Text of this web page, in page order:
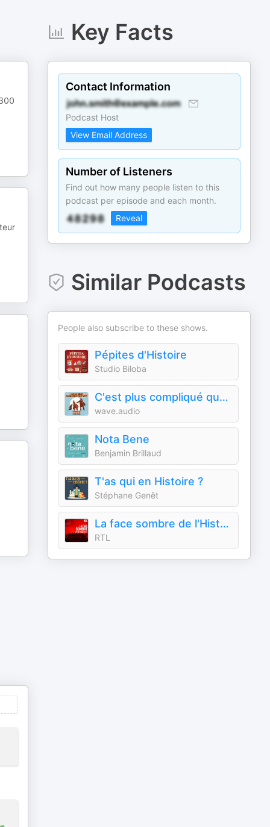
Key Facts
Contact Information
Podcast Host
View Email Address
Number of Listeners
Find out how many people listen to this
podcast per episode and each month.
Reveal
Similar Podcasts
People also subscribe to these shows.
Pépites d'Histoire
Studio Biloba
C'est plus compliqué que ça
wave.audio
Nota Bene
Benjamin Brillaud
T'as qui en Histoire ?
Stéphane Genêt
La face sombre de l'Histoire
RTL